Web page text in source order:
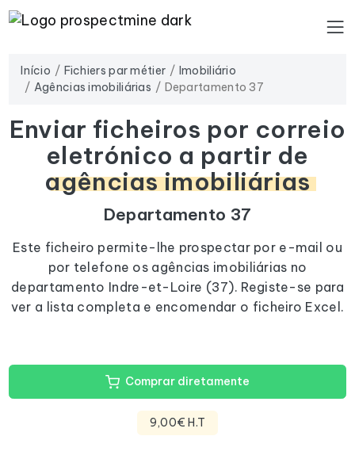
Início Fichiers par métier
Imobiliário
Agências imobiliárias
Departamento 37
Enviar ficheiros por correio
eletrónico a partir de
agências imobiliárias
Departamento 37
Este ficheiro permite-lhe prospectar por e-mail ou
por telefone os agências imobiliárias no
departamento Indre-et-Loire (37). Registe-se para
ver a lista completa e encomendar o ficheiro Excel.
Comprar diretamente
9,00€ H.T